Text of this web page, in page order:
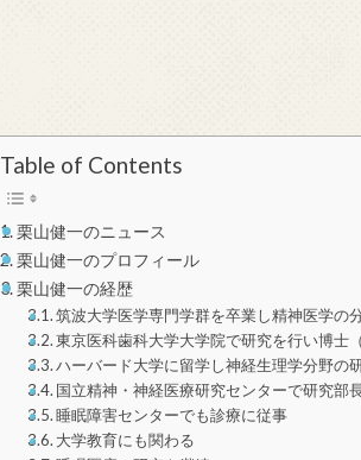
Table of Contents
栗山健一のニュース
栗山健一のプロフィール
栗山健一の経歴
筑波大学医学専門学群を卒業し精神医学の
東京医科歯科大学大学院で研究を行い博士
ハーバード大学に留学し神経生理学分野の
国立精神・神経医療研究センターで研究部
睡眠障害センターでも診療に従事
大学教育にも関わる